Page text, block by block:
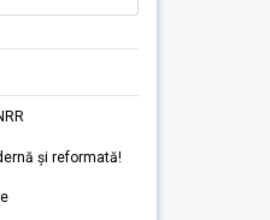
și reformată!